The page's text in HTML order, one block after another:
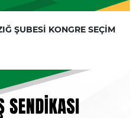
ŞUBESİ KONGRE SEÇİM